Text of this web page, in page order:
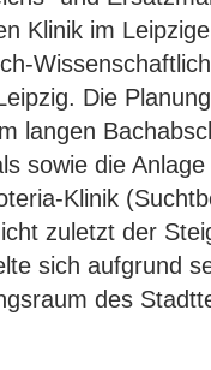
Klinik im
Die
langen
sowie die Anlage
Klinik
zuletzt der
sich aufgrund
des